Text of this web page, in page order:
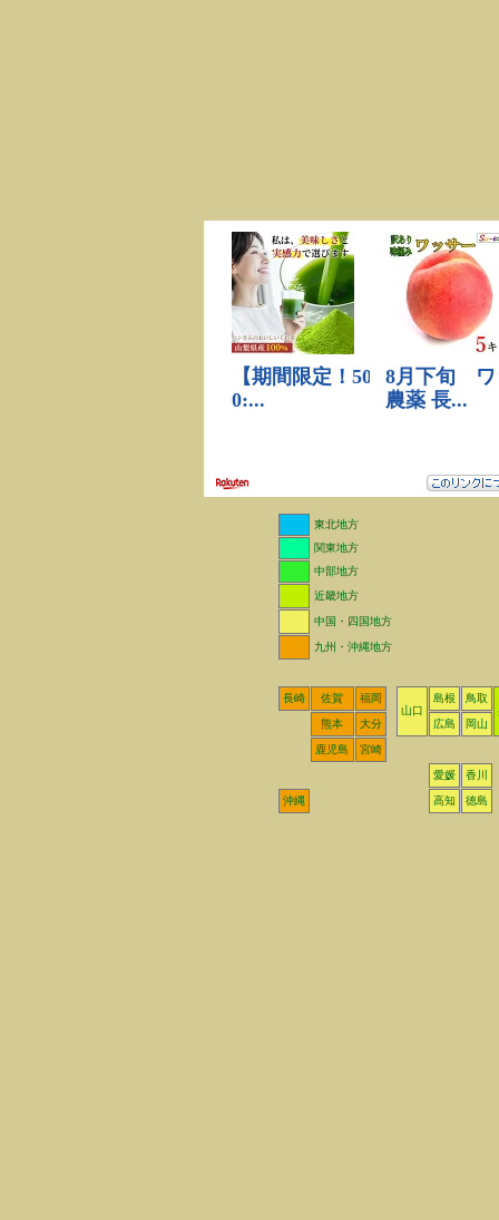
東北地方
関東地方
中部地方
近畿地方
中国・四国地方
九州・沖縄地方
長崎 佐賀
福岡
山口
島根
鳥取
熊本
大分 広島 岡山
鹿児島 宮崎
愛媛 香川
沖縄 高知 徳島